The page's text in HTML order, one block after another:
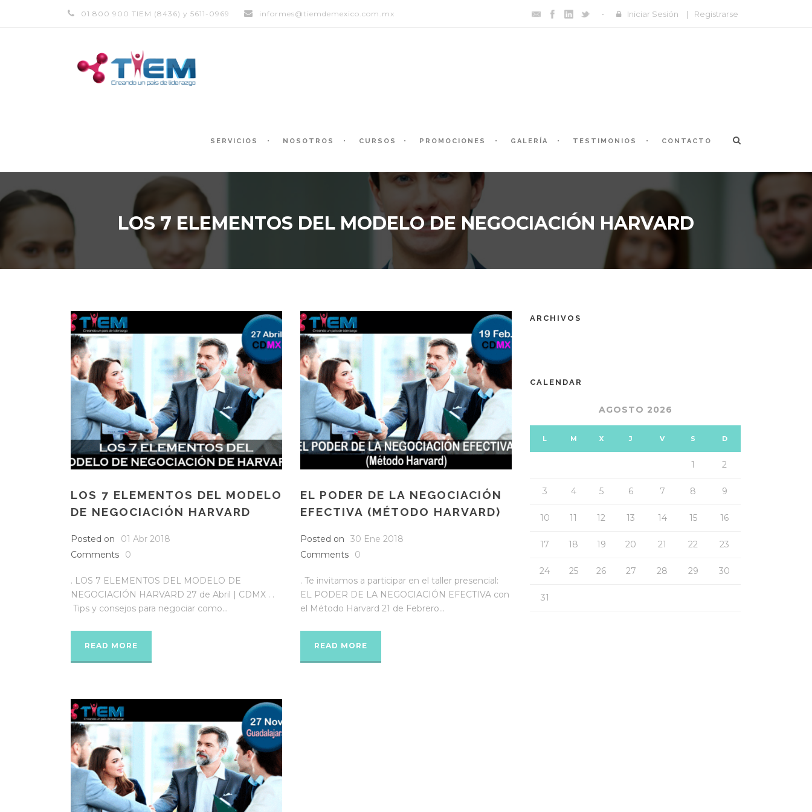
01 800 900 TIEM (8436) y 5611-0969 informes@tiemdemexico.com.mx Iniciar Sesión | Registrarse
SERVICIOS NOSOTROS CURSOS PROMOCIONES GALERÍA TESTIMONIOS CONTACTO
LOS 7 ELEMENTOS DEL MODELO DE NEGOCIACIÓN HARVARD
LOS 7 ELEMENTOS DEL MODELO
DE NEGOCIACIÓN HARVARD
Posted on
01 Abr 2018
Comments
0
. LOS 7 ELEMENTOS DEL MODELO DE
NEGOCIACIÓN HARVARD 27 de Abril | CDMX . .
Tips y consejos para negociar como...
READ MORE
EL PODER DE LA NEGOCIACIÓN
EFECTIVA (MÉTODO HARVARD)
Posted on
30 Ene 2018
Comments
0
. Te invitamos a participar en el taller presencial:
EL PODER DE LA NEGOCIACIÓN EFECTIVA con
el Método Harvard 21 de Febrero...
READ MORE
ARCHIVOS
CALENDAR
AGOSTO 2026
L M X J V S D
1 2
3 4 5 6 7 8 9
10 11 12 13 14 15 16
17 18 19 20 21 22 23
24 25 26 27 28 29 30
31